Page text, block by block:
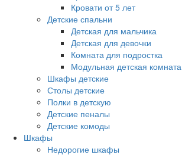
Кровати от 5 лет
Детские спальни
Детская для мальчика
Детская для девочки
Комната для подростка
Модульная детская комната
Шкафы детские
Столы детские
Полки в детскую
Детские пеналы
Детские комоды
Шкафы
Недорогие шкафы